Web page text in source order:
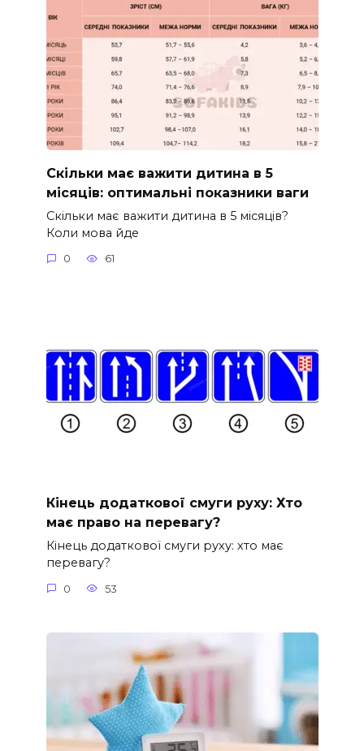
Скільки має важити дитина в 5
місяців: оптимальні показники ваги
Скільки має важити дитина в 5 місяців?
Коли мова йде
0 61
Кінець додаткової смуги руху: Хто
має право на перевагу?
Кінець додаткової смуги руху: хто має
перевагу?
0 53